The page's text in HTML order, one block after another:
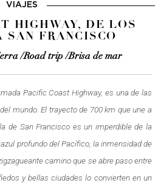
VIAJES
HIGHWAY, DE LOS
SAN FRANCISCO
/Road trip /Brisa de mar
Pacific Coast Highway, es una de las
mundo. El trayecto de 700 km que une a
de San Francisco es un imperdible de la
profundo del Pacífico, la inmensidad de
camino que se abre paso entre
y bellas ciudades lo convierten en un